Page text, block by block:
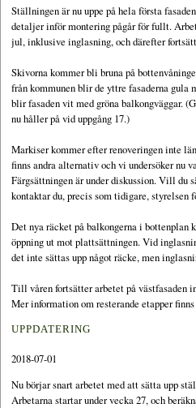
Ställningen är nu uppe på hela första
detaljer inför montering pågår för fullt.
jul, inklusive inglasning, och därefter
Skivorna kommer bli bruna på
från kommunen blir de yttre fasaderna gula
blir fasaden vit med gröna balkongväggar.
nu håller på vid uppgång 17.)
Markiser kommer efter renoveringen inte
finns andra alternativ och vi undersöker nu
Färgsättningen är under diskussion. Vill du
kontaktar du, precis som tidigare, styrelsen
Det nya räcket på balkongerna i bottenplan
öppning ut mot plattsättningen. Vid
det inte sättas upp något räcke, men
Till våren fortsätter arbetet på västfasaden
Mer information om resterande etapper
UPPDATERING
2018-07-01
Nu börjar snart arbetet med att sätta upp
Arbetarna startar under vecka 27, och